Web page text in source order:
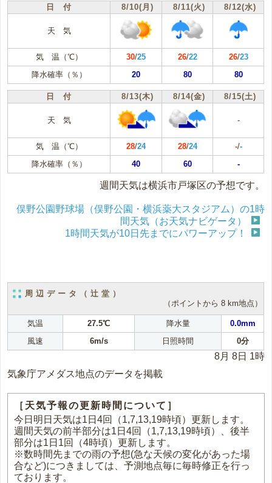
日 付 8/10(月) 8/11(火) 8/12(水)
天 気
気 温（℃） 30/25 26/22 26/23
降水確率（％）
20 80 80
日 付 8/13(木) 8/14(金) 8/15(土)
天 気 -
気 温（℃） 28/24 28/24 -/-
降水確率（％）
40 60 -
週間天気は横浜市戸塚区の予想です。
俣野公園野球場（俣野公園・横浜薬大スタジアム）の1時
間天気（お天気ナビゲータ）
1時間天気が10日先までにパワーアップ！
周辺データ（辻堂）
（ポイントから 8 km地点）
気温 27.5℃ 降水量
0.0mm
風速
6m/s 日照時間 0分
8月 8日 1時
気象庁アメダス地点のデータを掲載
［天気予報の更新時間について］
今日明日天気は1日4回（1,7,13,19時頃）更新します。
週間天気の前半部分は1日4回（1,7,13,19時頃）、後半
部分は1日1回（4時頃）更新します。
※数時間先までの雨の予想(急な天候の変化があった場
合など)につきましては、予測地点毎に毎時修正を行っ
ております。